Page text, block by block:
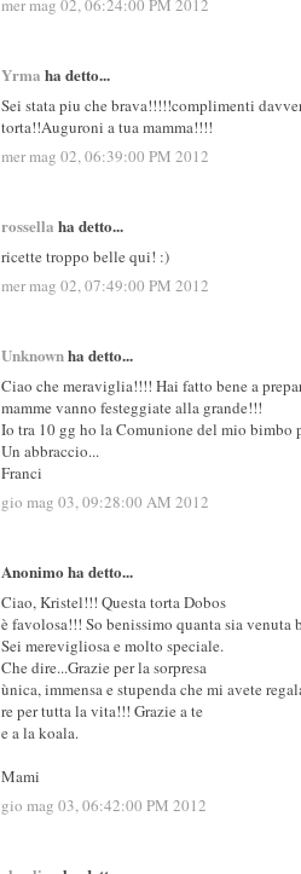
mer mag 02, 06:24:00 PM 2012
Yrma ha detto...
Sei stata piu che brava!!!!!complimenti
torta!!Auguroni a tua mamma!!!!
mer mag 02, 06:39:00 PM 2012
rossella ha detto...
ricette troppo belle qui! :)
mer mag 02, 07:49:00 PM 2012
Unknownha detto...
Ciao che meraviglia!!!! Hai fatto bene a
mamme vanno festeggiate alla grande!!!
Io tra 10 gg ho la Comunione del mio bimbo
Un abbraccio...
Franci
gio mag 03, 09:28:00 AM 2012
Anonimo ha detto...
Ciao, Kristel!!! Questa torta Dobos
è favolosa!!! So benissimo quanta sia venuta
Sei merevigliosa e molto speciale.
Che dire...Grazie per la sorpresa
ùnica, immensa e stupenda che mi avete
re per tutta la vita!!! Grazie a te
e a la koala.
Mami
gio mag 03, 06:42:00 PM 2012